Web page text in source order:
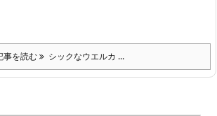
事を読む シックなウエルカ ...